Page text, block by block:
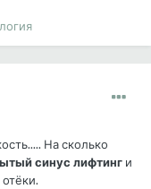
На сколько
синус лифтинг и